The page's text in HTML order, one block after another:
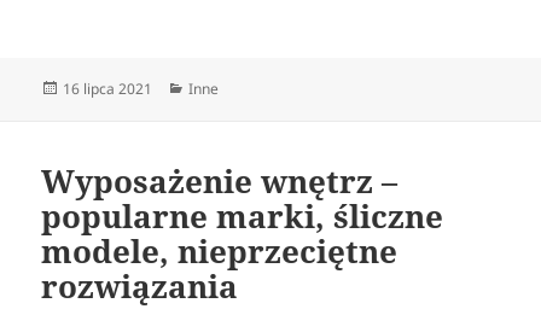
Data
16 lipca 2021 Kategorie
Inne
Wyposażenie wnętrz –
popularne marki, śliczne
modele, nieprzeciętne
rozwiązania